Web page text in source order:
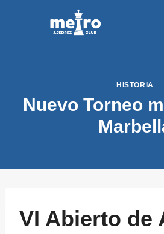
HISTORIA
Nuevo Torneo
VI Abierto de